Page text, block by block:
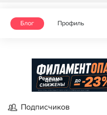
Блог Профиль
Реклама
Подписчиков